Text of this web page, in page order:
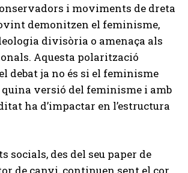
i moviments de dreta
demonitzen el feminisme,
divisòria o amenaça als
Aquesta polarització
debat ja no és si el feminisme
versió del feminisme i amb
ha d’impactar en l’estructura
socials, des del seu paper de